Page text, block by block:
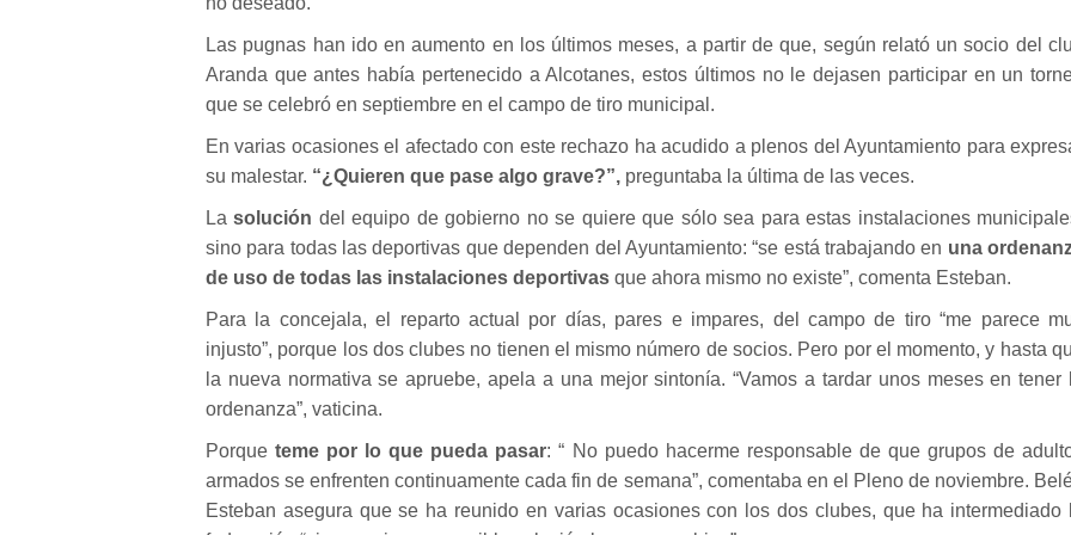
Las pugnas han ido en aumento en los últimos meses, a partir de que, según relató un socio del
Aranda que antes había pertenecido a Alcotanes, estos últimos no le dejasen participar en un
que se celebró en septiembre en el campo de tiro municipal.
En varias ocasiones el afectado con este rechazo ha acudido a plenos del Ayuntamiento para
su malestar. “¿Quieren que pase algo grave?”, preguntaba la última de las veces.
Lasolución del equipo de gobierno no se quiere que sólo sea para estas instalaciones
sino para todas las deportivas que dependen del Ayuntamiento: “se está trabajando en una
de uso de todas las instalaciones deportivas que ahora mismo no existe”, comenta Esteban.
Para la concejala, el reparto actual por días, pares e impares, del campo de tiro “me parece
injusto”, porque los dos clubes no tienen el mismo número de socios. Pero por el momento, y hasta
la nueva normativa se apruebe, apela a una mejor sintonía. “Vamos a tardar unos meses en tener
ordenanza”, vaticina.
Porqueteme por lo que pueda pasar: “ No puedo hacerme responsable de que grupos de
armados se enfrenten continuamente cada fin de semana”, comentaba en el Pleno de noviembre.
Esteban asegura que se ha reunido en varias ocasiones con los dos clubes, que ha intermediado